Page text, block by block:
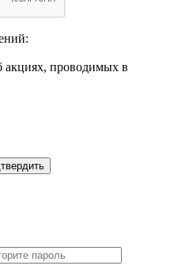
акциях, проводимых в